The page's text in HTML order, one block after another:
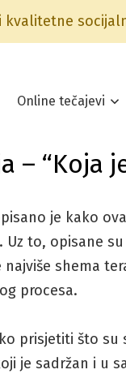
Online tečajevi
– “Koja
je kako
to, opisane
shema
procesa.
prisjetiti što su
je sadržan i u